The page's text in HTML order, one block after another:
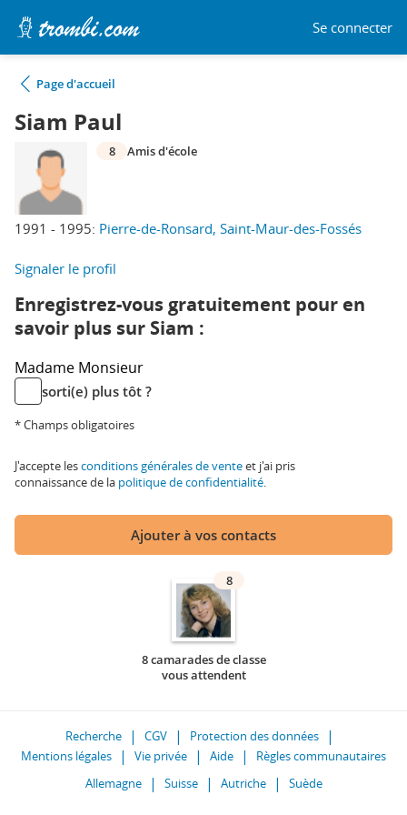
Se connecter
Page d'accueil
Siam Paul
1991 - 1995: Pierre-de-Ronsard, Saint-Maur-des-Fossés
8 Amis d'école
Signaler le profil
Enregistrez-vous gratuitement pour en
savoir plus sur Siam :
Madame Monsieur
sorti(e) plus tôt ?
* Champs obligatoires
J'accepte lesconditions générales de venteet j'ai pris
connaissance de la politique de confidentialité.
Ajouter à vos contacts
8
8 camarades de classe
vous attendent
Recherche CGV
Protection des données
Mentions légales
Vie privée Aide
Règles communautaires
Allemagne
Suisse Autriche Suède